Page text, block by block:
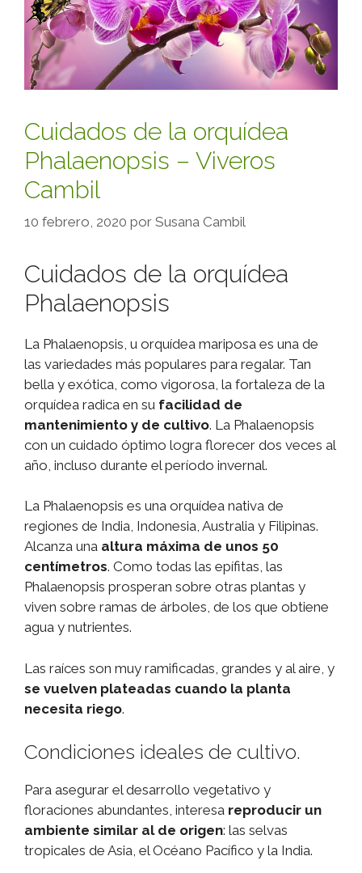
Cuidados de la orquídea
Phalaenopsis – Viveros
Cambil
10 febrero, 2020 por Susana Cambil
Cuidados de la orquídea
Phalaenopsis
La Phalaenopsis, u orquídea mariposa es una de
las variedades más populares para regalar. Tan
bella y exótica, como vigorosa, la fortaleza de la
orquídea radica en su facilidad de
mantenimiento y de cultivo. La Phalaenopsis
con un cuidado óptimo logra florecer dos veces al
año, incluso durante el período invernal.
La Phalaenopsis es una orquídea nativa de
regiones de India, Indonesia, Australia y Filipinas.
Alcanza una altura máxima de unos 50
centímetros. Como todas las epífitas, las
Phalaenopsis prosperan sobre otras plantas y
viven sobre ramas de árboles, de los que obtiene
agua y nutrientes.
Las raíces son muy ramificadas, grandes y al aire, y
se vuelven plateadas cuando la planta
necesita riego.
Condiciones ideales de cultivo.
Para asegurar el desarrollo vegetativo y
floraciones abundantes, interesa reproducir un
ambiente similar al de origen: las selvas
tropicales de Asia, el Océano Pacífico y la India.